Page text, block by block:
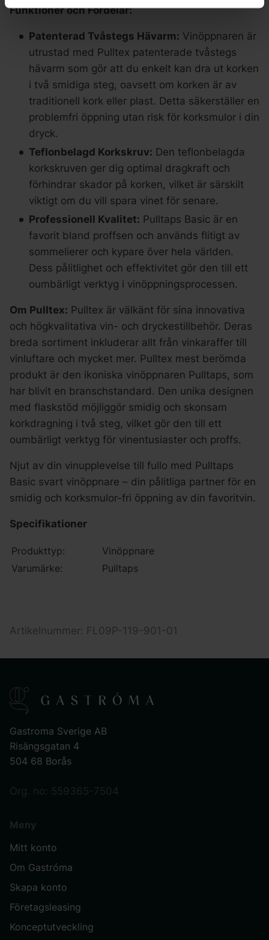
Funktioner och Fördelar:
Patenterad Tvåstegs Hävarm: Vinöppnaren är
utrustad med Pulltex patenterade tvåstegs
hävarm som gör att du enkelt kan dra ut korken
i två smidiga steg, oavsett om korken är av
traditionell kork eller plast. Detta säkerställer en
problemfri öppning utan risk för korksmulor i din
dryck.
Teflonbelagd Korkskruv: Den teflonbelagda
korkskruven ger dig optimal dragkraft och
förhindrar skador på korken, vilket är särskilt
viktigt om du vill spara vinet för senare.
Professionell Kvalitet: Pulltaps Basic är en
favorit bland proffsen och används flitigt av
sommelierer och kypare över hela världen.
Dess pålitlighet och effektivitet gör den till ett
oumbärligt verktyg i vinöppningsprocessen.
Om Pulltex: Pulltex är välkänt för sina innovativa
och högkvalitativa vin- och dryckestillbehör. Deras
breda sortiment inkluderar allt från vinkaraffer till
vinluftare och mycket mer. Pulltex mest berömda
produkt är den ikoniska vinöppnaren Pulltaps, som
har blivit en branschstandard. Den unika designen
med flaskstöd möjliggör smidig och skonsam
korkdragning i två steg, vilket gör den till ett
oumbärligt verktyg för vinentusiaster och proffs.
Njut av din vinupplevelse till fullo med Pulltaps
Basic svart vinöppnare – din pålitliga partner för en
smidig och korksmulor-fri öppning av din favoritvin.
Specifikationer
Produkttyp:
Vinöppnare
Varumärke:
Pulltaps
Artikelnummer: FL09P-119-901-01
Gastroma Sverige AB
Risängsgatan 4
504 68 Borås
Org. no: 559365-7504
Meny
Mitt konto
Om Gastróma
Skapa konto
Företagsleasing
Konceptutveckling